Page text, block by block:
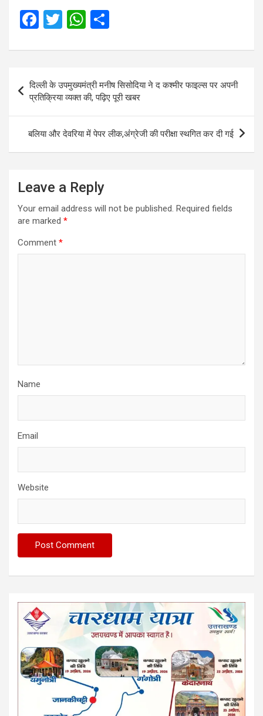
F
ce
b
o
o
k
T
tt
W
at
s
A
p
p
ar
e
Post
navigation
दिल्ली के उपमुख्यमंत्री मनीष सिसोदिया ने द कश्मीर फाइल्स पर अपनी
प्रतिक्रिया व्यक्त की, पढ़िए पूरी खबर
बल‍िया और देवर‍िया में पेपर लीक,अंंग्रेजी की परीक्षा स्‍थगित कर दी गई
Leave a Reply
Your email address will not be published. Required fields
are marked *
Comment *
Name
Email
Website